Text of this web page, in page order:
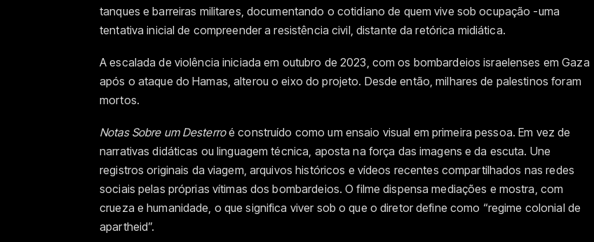
tanques e barreiras militares, documentando o cotidiano de quem vive sob ocupação -uma
tentativa inicial de compreender a resistência civil, distante da retórica midiática.
A escalada de violência iniciada em outubro de 2023, com os bombardeios israelenses em Gaza
após o ataque do Hamas, alterou o eixo do projeto. Desde então, milhares de palestinos foram
mortos.
Notas Sobre um Desterroé construído como um ensaio visual em primeira pessoa. Em vez de
narrativas didáticas ou linguagem técnica, aposta na força das imagens e da escuta. Une
registros originais da viagem, arquivos históricos e vídeos recentes compartilhados nas redes
sociais pelas próprias vítimas dos bombardeios. O filme dispensa mediações e mostra, com
crueza e humanidade, o que significa viver sob o que o diretor define como “regime colonial de
apartheid”.